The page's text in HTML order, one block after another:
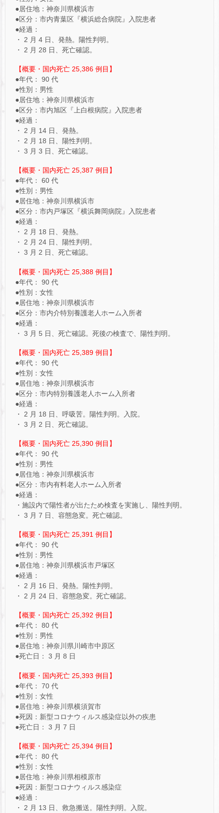
●居住地：神奈川県横浜市
●区分：市内青葉区『横浜総合病院』入院患者
●経過：
・ 2 月 4 日、発熱。陽性判明。
・ 2 月 28 日、死亡確認。
【概要・国内死亡 25,386 例目】
●年代： 90 代
●性別：男性
●居住地：神奈川県横浜市
●区分：市内旭区『上白根病院』入院患者
●経過：
・ 2 月 14 日、発熱。
・ 2 月 18 日、陽性判明。
・ 3 月 3 日、死亡確認。
【概要・国内死亡 25,387 例目】
●年代： 60 代
●性別：男性
●居住地：神奈川県横浜市
●区分：市内戸塚区『横浜舞岡病院』入院患者
●経過：
・ 2 月 18 日、発熱。
・ 2 月 24 日、陽性判明。
・ 3 月 2 日、死亡確認。
【概要・国内死亡 25,388 例目】
●年代： 90 代
●性別：女性
●居住地：神奈川県横浜市
●区分：市内介特別養護老人ホーム入所者
●経過：
・ 3 月 5 日、死亡確認。死後の検査で、陽性判明。
【概要・国内死亡 25,389 例目】
●年代： 90 代
●性別：女性
●居住地：神奈川県横浜市
●区分：市内特別養護老人ホーム入所者
●経過：
・ 2 月 18 日、呼吸苦。陽性判明。入院。
・ 3 月 2 日、死亡確認。
【概要・国内死亡 25,390 例目】
●年代： 90 代
●性別：男性
●居住地：神奈川県横浜市
●区分：市内有料老人ホーム入所者
●経過：
・施設内で陽性者が出たため検査を実施し、陽性判明。
・ 3 月 7 日、容態急変。死亡確認。
【概要・国内死亡 25,391 例目】
●年代： 90 代
●性別：男性
●居住地：神奈川県横浜市戸塚区
●経過：
・ 2 月 16 日、発熱。陽性判明。
・ 2 月 24 日、容態急変。死亡確認。
【概要・国内死亡 25,392 例目】
●年代： 80 代
●性別：男性
●居住地：神奈川県川崎市中原区
●死亡日： 3 月 8 日
【概要・国内死亡 25,393 例目】
●年代： 70 代
●性別：女性
●居住地：神奈川県横須賀市
●死因：新型コロナウィルス感染症以外の疾患
●死亡日： 3 月 7 日
【概要・国内死亡 25,394 例目】
●年代： 80 代
●性別：女性
●居住地：神奈川県相模原市
●死因：新型コロナウィルス感染症
●経過：
・ 2 月 13 日、救急搬送。陽性判明。入院。